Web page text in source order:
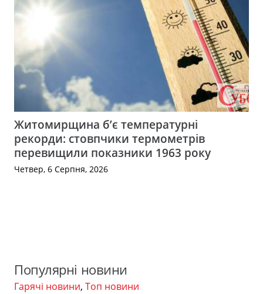
Житомирщина б’є температурні
рекорди: стовпчики термометрів
перевищили показники 1963 року
Четвер, 6 Серпня, 2026
Популярні новини
Гарячі новини, Топ новини